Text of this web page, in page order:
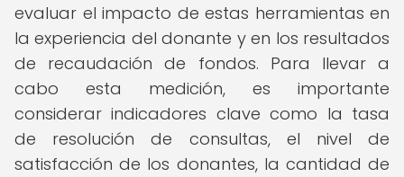
evaluar el impacto de estas herramientas en
la experiencia del donante y en los resultados
de recaudación de fondos. Para llevar a
cabo esta medición, es importante
considerar indicadores clave como la tasa
de resolución de consultas, el nivel de
satisfacción de los donantes, la cantidad de